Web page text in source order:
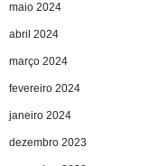
maio 2024
abril 2024
março 2024
fevereiro 2024
janeiro 2024
dezembro 2023